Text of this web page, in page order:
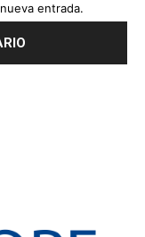
entrada.